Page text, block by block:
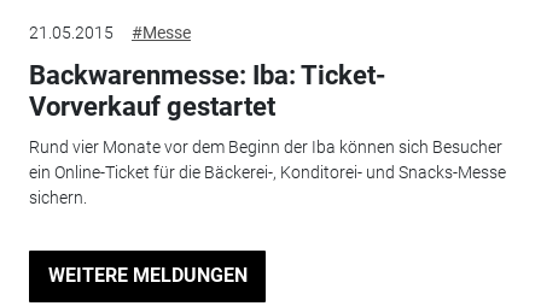
21.05.2015 #Messe
Backwarenmesse: Iba: Ticket-
Vorverkauf gestartet
Rund vier Monate vor dem Beginn der Iba können sich Besucher
ein Online-Ticket für die Bäckerei-, Konditorei- und Snacks-Messe
sichern.
WEITERE MELDUNGEN